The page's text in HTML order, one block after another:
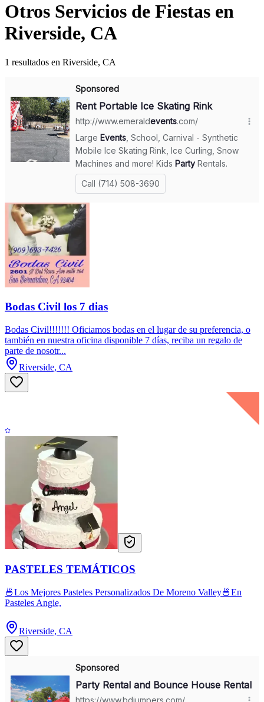
Otros Servicios de Fiestas en
Riverside, CA
1 resultados en Riverside, CA
Bodas Civil los 7 dias
Bodas Civil!!!!!!! Oficiamos bodas en el lugar de su preferencia, o
también en nuestra oficina disponible 7 días, reciba un regalo de
parte de nosotr...
Riverside, CA
PASTELES TEMÁTICOS
🍜Los Mejores Pasteles Personalizados De Moreno Valley🍜En
Pasteles Angie,
Riverside, CA